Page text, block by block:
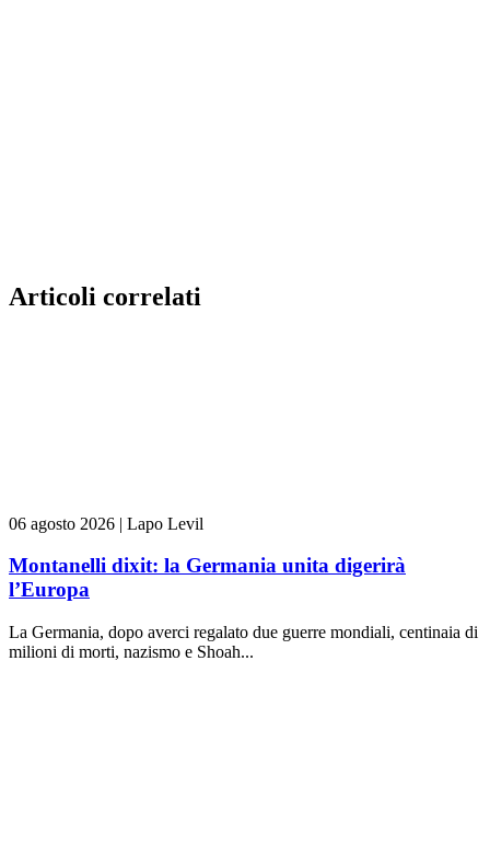
Articoli correlati
06 agosto 2026 | Lapo Levil
Montanelli dixit: la Germania unita digerirà
l’Europa
La Germania, dopo averci regalato due guerre mondiali, centinaia di
milioni di morti, nazismo e Shoah...